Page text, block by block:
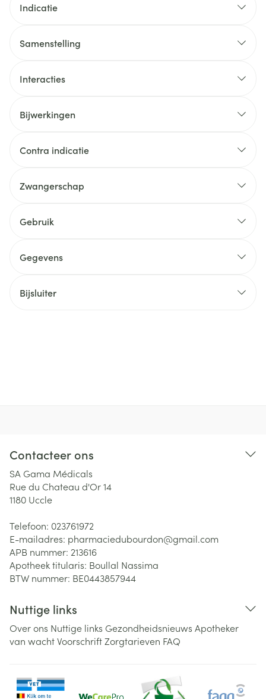
Indicatie
Samenstelling
Interacties
Bijwerkingen
Contra indicatie
Zwangerschap
Gebruik
Gegevens
Bijsluiter
Contacteer ons
SA Gama Médicals
Rue du Chateau d'Or 14
1180 Uccle
Telefoon: 023761972
E-mailadres: pharmaciedubourdon@gmail.com
APB nummer: 213616
Apotheek titularis: Boullal Nassima
BTW nummer: BE0443857944
Nuttige links
Over ons Nuttige links Gezondheidsnieuws Apotheker
van wachtVoorschriftZorgtarieven FAQ